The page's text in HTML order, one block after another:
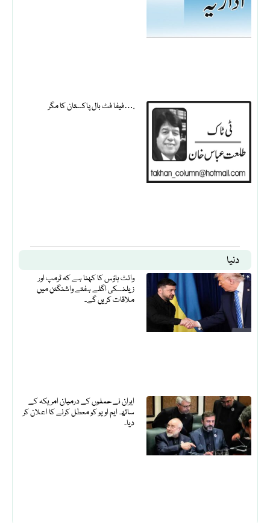
فیفا فٹ بال پاکستان کا مگر….
دنیا
وائٹ ہاؤس کا کہنا ہے کہ ٹرمپ اور
زیلنسکی اگلے ہفتے واشنگٹن میں
ملاقات کریں گے۔
ایران نے حملوں کے درمیان امریکہ کے
ساتھ ایم او یو کو معطل کرنے کا اعلان کر
دیا۔